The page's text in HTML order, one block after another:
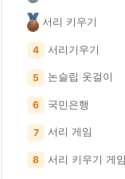
서리 키우기
4 서리기우기
5 논슬립 옷걸이
6 국민은행
7 서리 게임
8 서리 키우기 게임